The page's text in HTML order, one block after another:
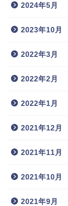
2024年5月
2023年10月
2022年3月
2022年2月
2022年1月
2021年12月
2021年11月
2021年10月
2021年9月